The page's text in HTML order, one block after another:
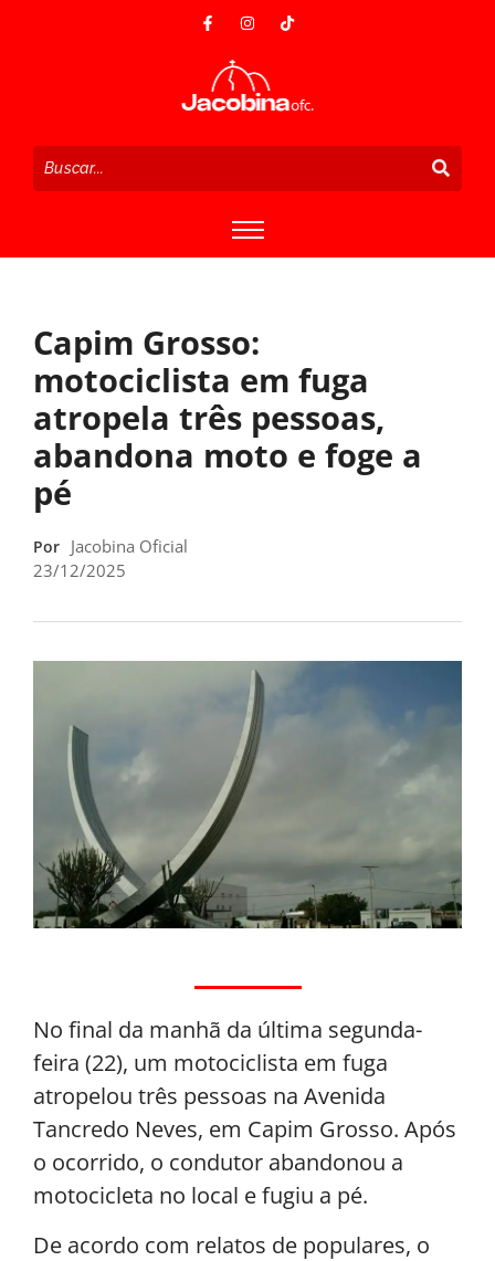
Capim Grosso:
motociclista em fuga
atropela três pessoas,
abandona moto e foge a
pé
Por Jacobina Oficial
23/12/2025
No final da manhã da última segunda-
feira (22), um motociclista em fuga
atropelou três pessoas na Avenida
Tancredo Neves, em Capim Grosso. Após
o ocorrido, o condutor abandonou a
motocicleta no local e fugiu a pé.
De acordo com relatos de populares, o